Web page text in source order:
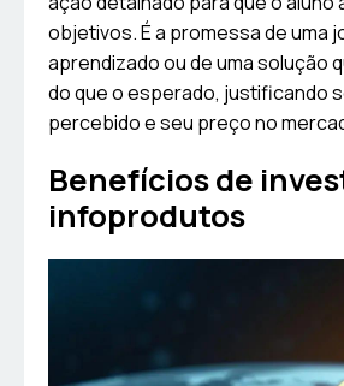
objetivos. É a promessa de uma
aprendizado ou de uma solução
do que o esperado, justificando
percebido e seu preço no
Benefícios de
infoprodutos